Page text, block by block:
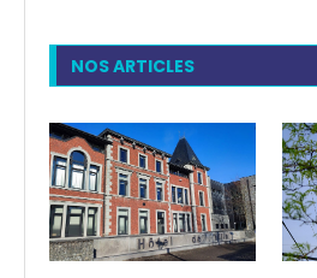
NOS ARTICLES